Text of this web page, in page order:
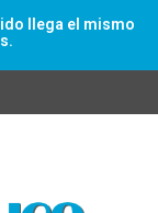
llega el mismo